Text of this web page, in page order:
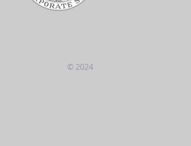
© 2024